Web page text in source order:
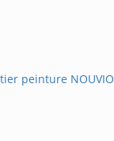
peinture